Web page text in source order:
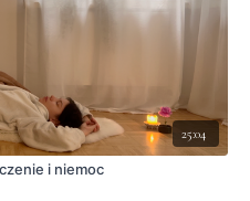
25:04
i niemoc